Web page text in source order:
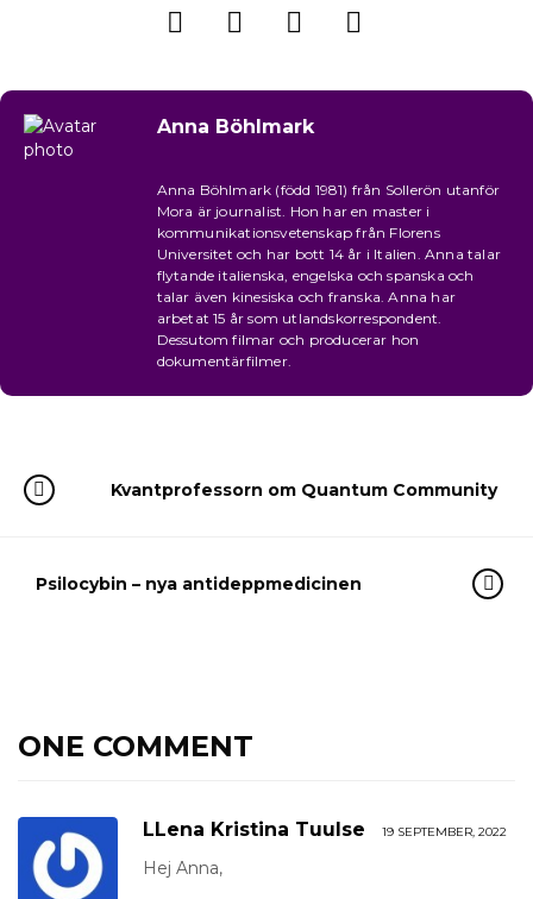
Anna Böhlmark
Anna Böhlmark (född 1981) från Sollerön utanför
Mora är journalist. Hon har en master i
kommunikationsvetenskap från Florens
Universitet och har bott 14 år i Italien. Anna talar
flytande italienska, engelska och spanska och
talar även kinesiska och franska. Anna har
arbetat 15 år som utlandskorrespondent.
Dessutom filmar och producerar hon
dokumentärfilmer.
Kvantprofessorn om Quantum Community
Psilocybin – nya antideppmedicinen
ONE COMMENT
LLena Kristina Tuulse 19 SEPTEMBER, 2022
Hej Anna,